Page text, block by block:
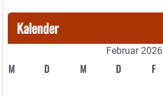
Kalender
Februar 2026
M D M D F